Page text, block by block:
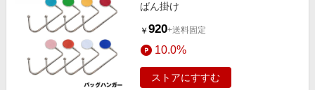
ばん掛け
￥ 920+送料固定
10.0%
ストアにすすむ